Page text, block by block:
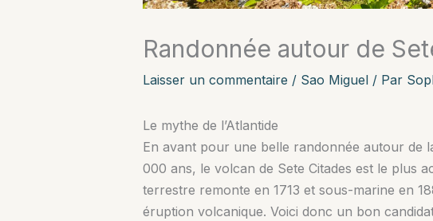
Randonnée autour de
Laisser un commentaire / Sao Miguel/ Par
Le mythe de l’Atlantide
En avant pour une belle randonnée autour de
000 ans, le volcan de Sete Citades est le plus
terrestre remonte en 1713 et sous-marine en
éruption volcanique. Voici donc un bon